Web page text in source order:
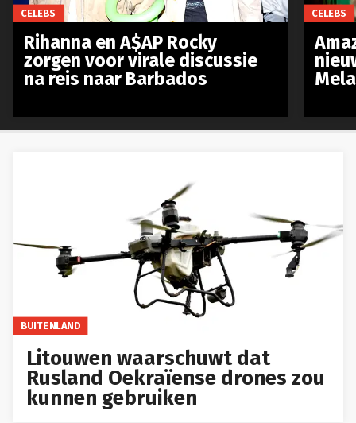
BUITENLAND
Litouwen waarschuwt dat
Rusland Oekraïense drones zou
kunnen gebruiken
CELEBS
Rihanna en A$AP Rocky
zorgen voor virale discussie
na reis naar Barbados
CELEBS